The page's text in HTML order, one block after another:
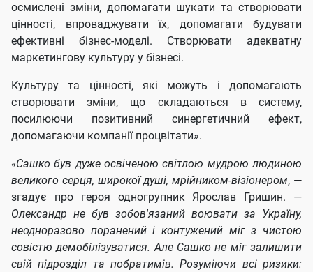
осмислені зміни, допомагати шукати та створювати
цінності, впроваджувати їх, допомагати будувати
ефективні бізнес-моделі. Створювати адекватну
маркетингову культуру у бізнесі.
Культуру та цінності, які можуть і допомагають
створювати зміни, що складаються в систему,
посилюючи позитивний синергетичний ефект,
допомагаючи компанії процвітати».
«Сашко був дуже освіченою світлою мудрою людиною
великого серця, широкої душі, мрійником-візіонером, —
згадує про героя одногрупник Ярослав Гришин. —
Олександр не був зобов'язаний воювати за Україну,
неодноразово поранений і контужений міг з чистою
совістю демобілізуватися. Але Сашко не міг залишити
свій підрозділ та побратимів. Розуміючи всі ризики: